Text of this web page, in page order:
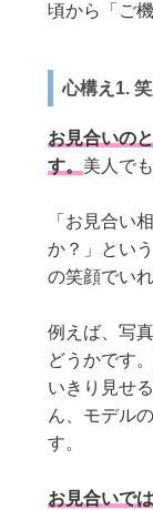
頃から「ご
心構え1.
お見合いの
す。 美人で
「お見合い
か？」とい
の笑顔でい
例えば、写
どうかです
いきり見せ
ん、モデル
す。
お見合いで